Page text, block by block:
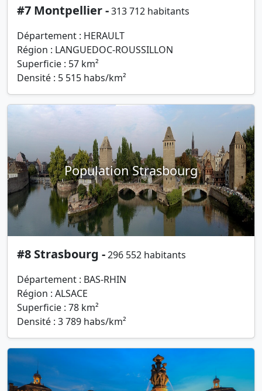
#7 Montpellier -313 712 habitants
Département : HERAULT
Région : LANGUEDOC-ROUSSILLON
Superficie : 57 km²
Densité : 5 515 habs/km²
Population Strasbourg
#8 Strasbourg -296 552 habitants
Département : BAS-RHIN
Région : ALSACE
Superficie : 78 km²
Densité : 3 789 habs/km²